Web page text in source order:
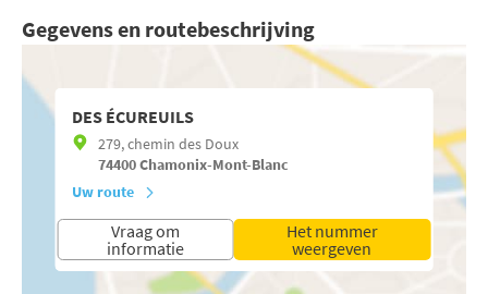
Gegevens en routebeschrijving
DES ÉCUREUILS
279, chemin des Doux
74400Chamonix-Mont-Blanc
Uw route
Vraag om
informatie
Het nummer
weergeven